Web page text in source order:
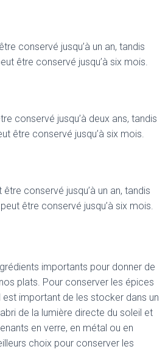
conservé jusqu’à un an, tandis
être conservé jusqu’à six mois.
conservé jusqu’à deux ans, tandis
être conservé jusqu’à six mois.
être conservé jusqu’à un an, tandis
être conservé jusqu’à six mois.
importants pour donner de
plats. Pour conserver les épices
est important de les stocker dans un
de la lumière directe du soleil et
en verre, en métal ou en
choix pour conserver les